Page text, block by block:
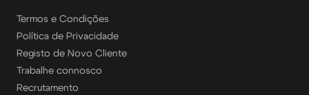
Termos e Condições
Política de Privacidade
Registo de Novo Cliente
Trabalhe connosco
Recrutamento